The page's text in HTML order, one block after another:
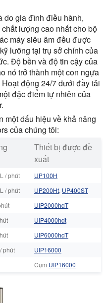
do gia đình điều hành,
lượng cao nhất cho bộ
máy siêu âm đều được
lưỡng tại trụ sở chính của
Độ bền và độ tin cậy của
nó trở thành một con ngựa
động 24/7 dưới đầy tải
đặc điểm tự nhiên của
một dấu hiệu về khả năng
của chúng tôi:
Thiết bị được đề
xuất
/ phút
UP100H
/ phút UP200Ht, UP400ST
UIP2000hdT
UIP4000hdt
UIP6000hdT
phút
UIP16000
Cụm UIP16000